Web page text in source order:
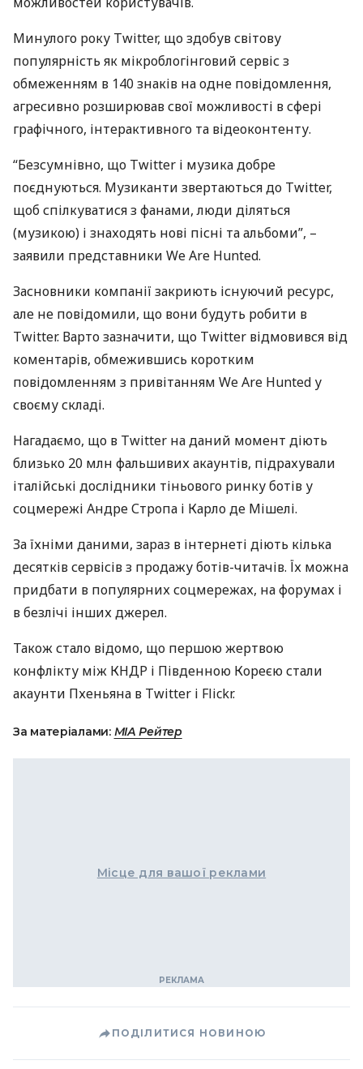
Минулого року Twitter, що здобув світову
популярність як мікроблогінговий сервіс з
обмеженням в 140 знаків на одне повідомлення,
агресивно розширював свої можливості в сфері
графічного, інтерактивного та відеоконтенту.
“Безсумнівно, що Twitter і музика добре
поєднуються. Музиканти звертаються до Twitter,
щоб спілкуватися з фанами, люди діляться
(музикою) і знаходять нові пісні та альбоми”, –
заявили представники We Are Hunted.
Засновники компанії закриють існуючий ресурс,
але не повідомили, що вони будуть робити в
Twitter. Варто зазначити, що Twitter відмовився від
коментарів, обмежившись коротким
повідомленням з привітанням We Are Hunted у
своєму складі.
Нагадаємо, що в Twitter на даний момент діють
близько 20 млн фальшивих акаунтів, підрахували
італійські дослідники тіньового ринку ботів у
соцмережі Андре Стропа і Карло де Мішелі.
За їхніми даними, зараз в інтернеті діють кілька
десятків сервісів з продажу ботів-читачів. Їх можна
придбати в популярних соцмережах, на форумах і
в безлічі інших джерел.
Також стало відомо, що першою жертвою
конфлікту між КНДР і Південною Кореєю стали
акаунти Пхеньяна в Twitter і Flickr.
За матеріалами: МIА Рейтер
Місце для вашої реклами
ПОДІЛИТИСЯ НОВИНОЮ